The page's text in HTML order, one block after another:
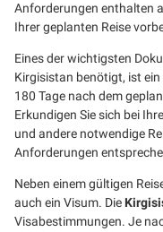
Anforderungen enthalten
Ihrer geplanten Reise
Eines der wichtigsten
Kirgisistan benötigt, ist
180 Tage nach dem
Erkundigen Sie sich bei
und andere notwendige
Anforderungen
Neben einem gültigen
auch ein Visum. Die
Visabestimmungen. Je